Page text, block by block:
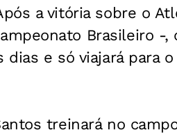
a vitória sobre o
Brasileiro -
e só viajará para
treinará no